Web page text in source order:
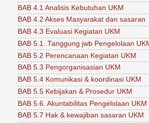
BAB 4.1 Analisis Kebutuhan UKM
BAB 4.2 Akses Masyarakat dan sasaran
BAB 4.3 Evaluasi Kegiatan UKM
BAB 5.1. Tanggung jwb Pengelolaan
BAB 5.2 Perencanaan Kegiatan UKM
BAB 5.3 Pengorganisasian UKM
BAB 5.4 Komunikasi & koordinasi UKM
BAB 5.5 Kebijakan & Prosedur UKM
BAB 5.6. Akuntabilitas Pengelolaan UKM
BAB 5.7 Hak & kewajiban sasaran UKM